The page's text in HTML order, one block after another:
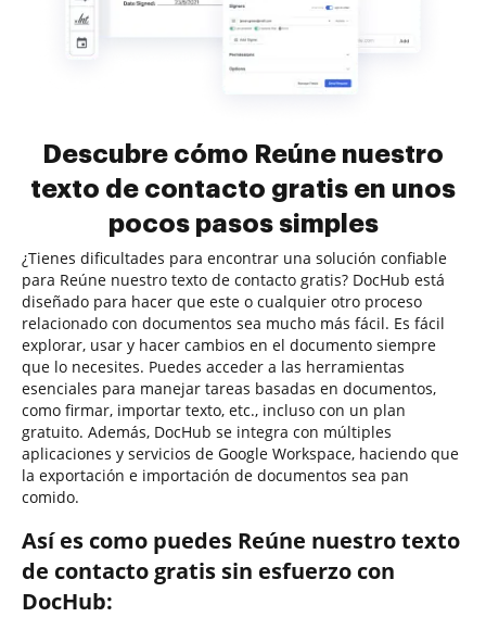
Descubre cómo Reúne nuestro
texto de contacto gratis en unos
pocos pasos simples
¿Tienes dificultades para encontrar una solución confiable
para Reúne nuestro texto de contacto gratis? DocHub está
diseñado para hacer que este o cualquier otro proceso
relacionado con documentos sea mucho más fácil. Es fácil
explorar, usar y hacer cambios en el documento siempre
que lo necesites. Puedes acceder a las herramientas
esenciales para manejar tareas basadas en documentos,
como firmar, importar texto, etc., incluso con un plan
gratuito. Además, DocHub se integra con múltiples
aplicaciones y servicios de Google Workspace, haciendo que
la exportación e importación de documentos sea pan
comido.
Así es como puedes Reúne nuestro texto
de contacto gratis sin esfuerzo con
DocHub: